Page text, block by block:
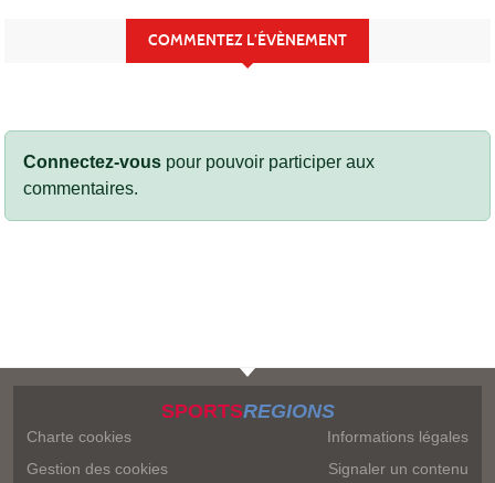
COMMENTEZ L’ÉVÈNEMENT
Connectez-vous pour pouvoir participer aux
commentaires.
SPORTSREGIONS
Charte cookies
Gestion des cookies
Informations légales
Signaler un contenu